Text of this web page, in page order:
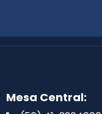
Mesa Central: